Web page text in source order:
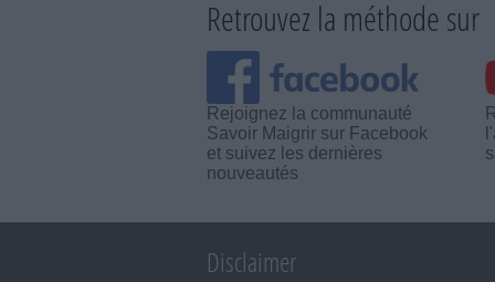
Retrouvez la méthode sur
Rejoignez la communauté
Savoir Maigrir sur Facebook
et suivez les dernières
nouveautés
Disclaimer